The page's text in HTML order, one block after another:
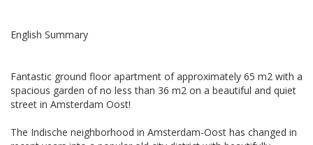
English Summary
Fantastic ground floor apartment of approximately 65 m2 with a
spacious garden of no less than 36 m2 on a beautiful and quiet
street in Amsterdam Oost!
The Indische neighborhood in Amsterdam-Oost has changed in